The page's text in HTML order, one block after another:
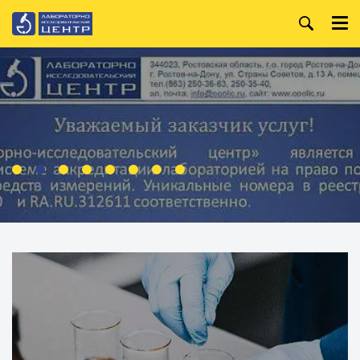
Главная
О компании
Услуги
Анализ лакокрасочных
материалов
Организация и
проведение специальной
оценки условий труда
Производственный
материалов
Анализ металлов и
Анализ нефтепродуктов
+7 (863) 250-36-63
+7 (863) 250-32-09
WhatsApp:
Режим работы:
Пн. — Пт.
8:00 — 18:00